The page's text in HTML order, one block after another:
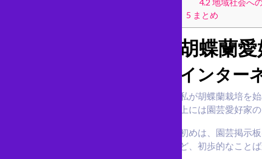
4.2 地域社会へ
5 まとめ
胡蝶蘭
インター
私が胡蝶蘭栽培を
上には園芸愛好家
初めは、園芸掲示
ど、初歩的なこと